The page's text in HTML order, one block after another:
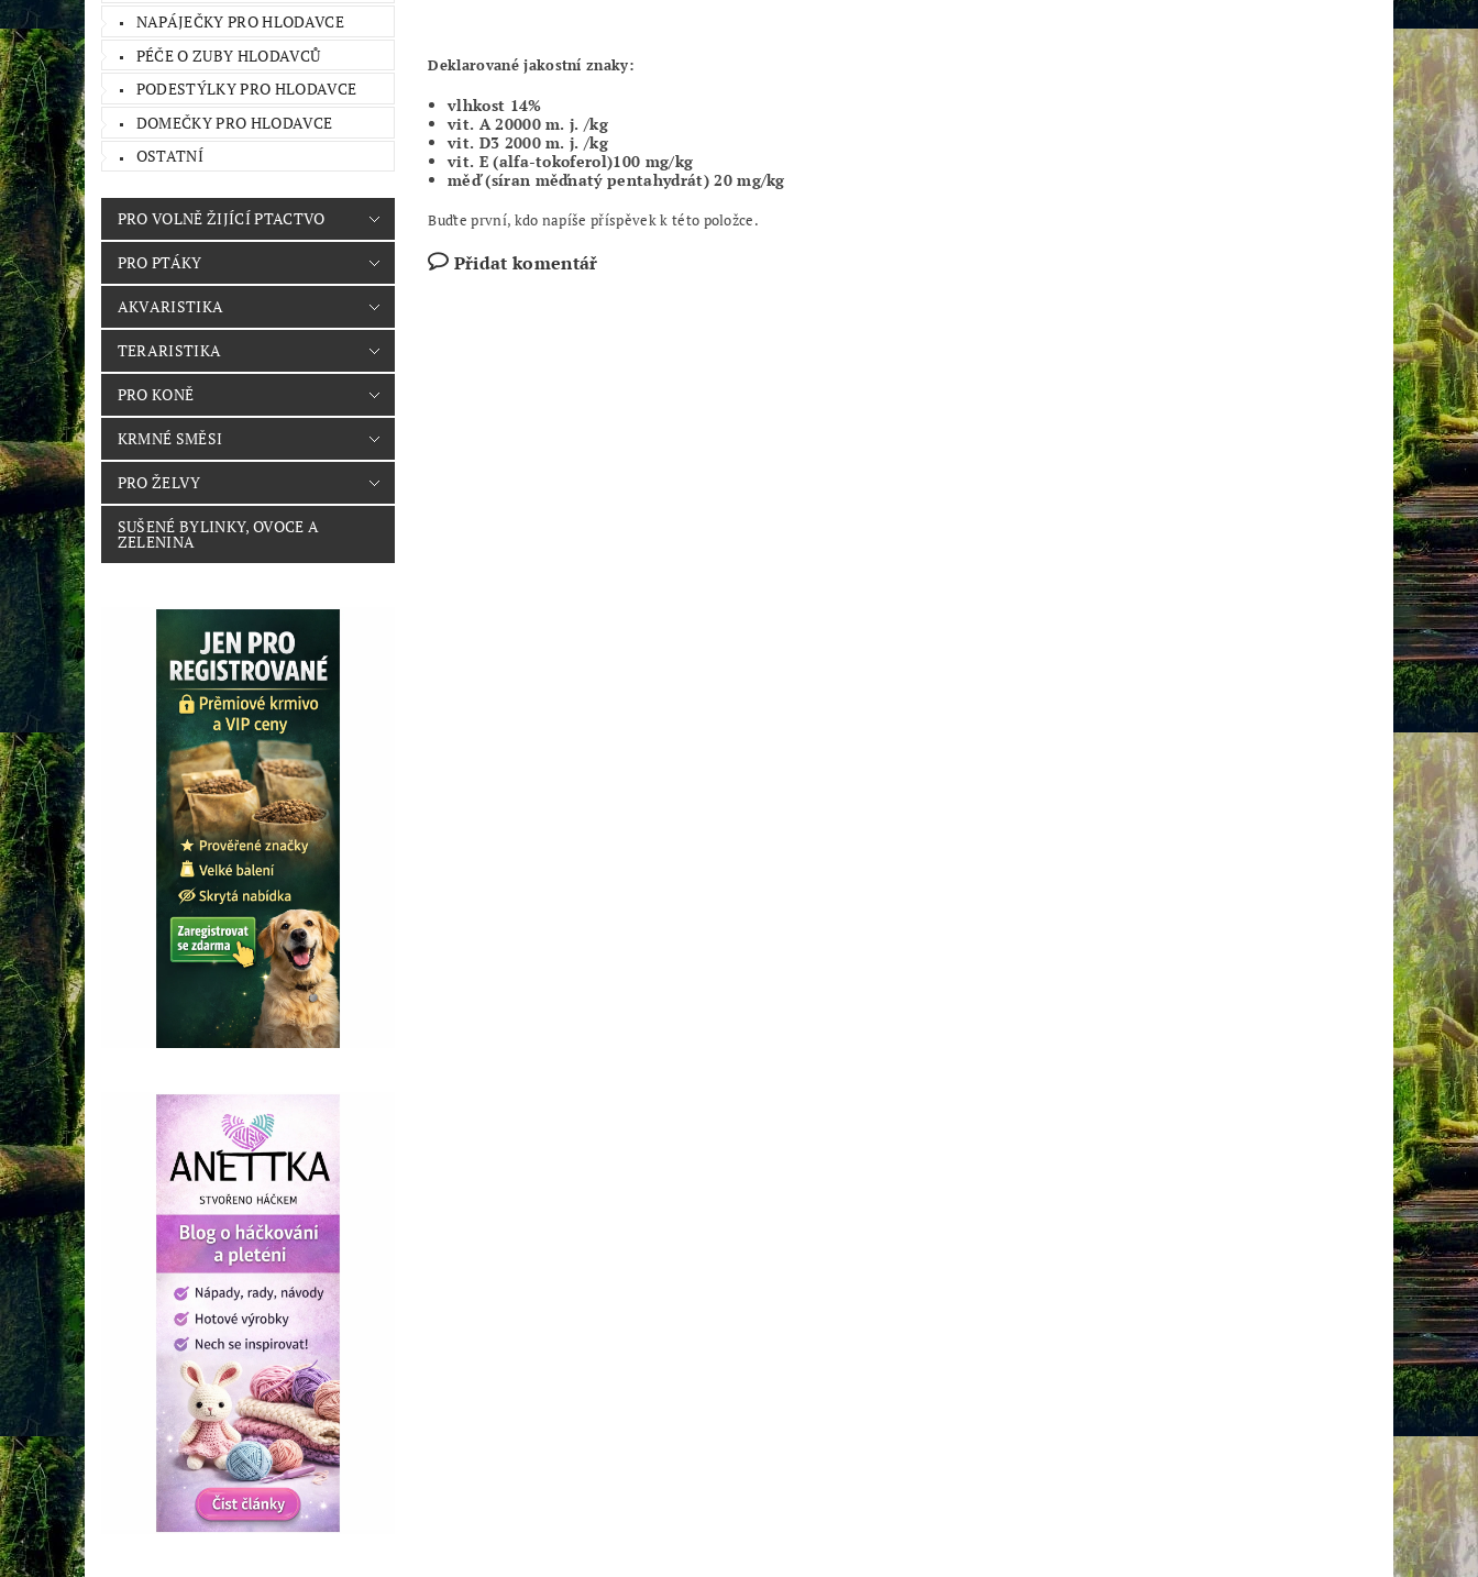
NAPÁJEČKY PRO HLODAVCE
PÉČE O ZUBY HLODAVCŮ
PODESTÝLKY PRO HLODAVCE
DOMEČKY PRO HLODAVCE
OSTATNÍ
PRO VOLNĚ ŽIJÍCÍ PTACTVO
PRO PTÁKY
AKVARISTIKA
TERARISTIKA
PRO KONĚ
KRMNÉ SMĚSI
PRO ŽELVY
SUŠENÉ BYLINKY, OVOCE A
ZELENINA
Deklarované jakostní znaky:
vlhkost 14%
vit. A 20000 m. j. /kg
vit. D3 2000 m. j. /kg
vit. E (alfa-tokoferol)100 mg/kg
měď (síran měďnatý pentahydrát) 20 mg/kg
Buďte první, kdo napíše příspěvek k této položce.
Přidat komentář